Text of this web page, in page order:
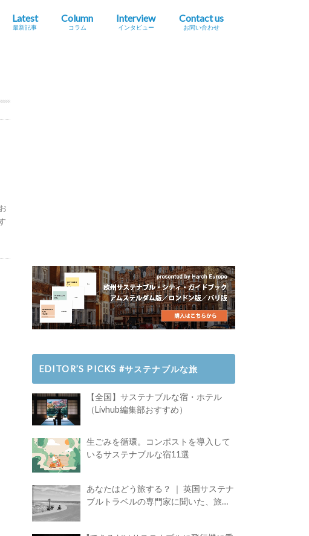
Latest
最新記事
Column
コラム
Interview
インタビュー
Contact us
お問い合わせ
EDITOR’S PICKS #サステナブルな旅
【全国】サステナブルな宿・ホテル
（Livhub編集部おすすめ）
生ごみを循環。コンポストを導入して
いるサステナブルな宿11選
あなたはどう旅する？ ｜ 英国サステナ
ブルトラベルの専門家に聞いた、旅の